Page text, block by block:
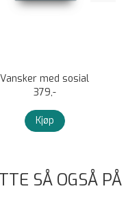
Vansker med sosial
kommunikasjon
379,-
Kjøp
SÅ OGSÅ PÅ